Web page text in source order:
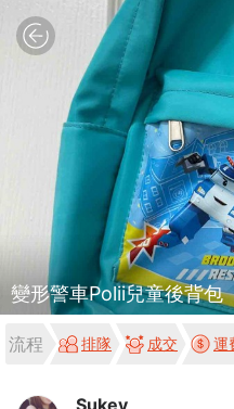
變形警車Polii兒童後背包
流程 排隊 成交 運
Sukey